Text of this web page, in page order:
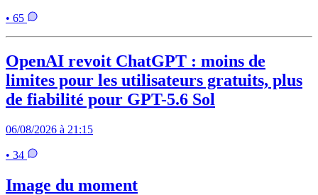
• 65
OpenAI revoit ChatGPT : moins de
limites pour les utilisateurs gratuits, plus
de fiabilité pour GPT-5.6 Sol
06/08/2026 à 21:15
• 34
Image du moment